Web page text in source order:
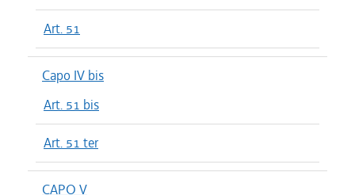
Art. 51
Capo IV bis
Art. 51 bis
Art. 51 ter
CAPO V